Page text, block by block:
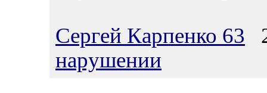
Сергей Карпенко 63
нарушении